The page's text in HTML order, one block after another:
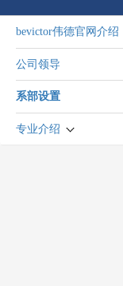
bevictor伟德官网介绍
公司领导
系部设置
专业介绍